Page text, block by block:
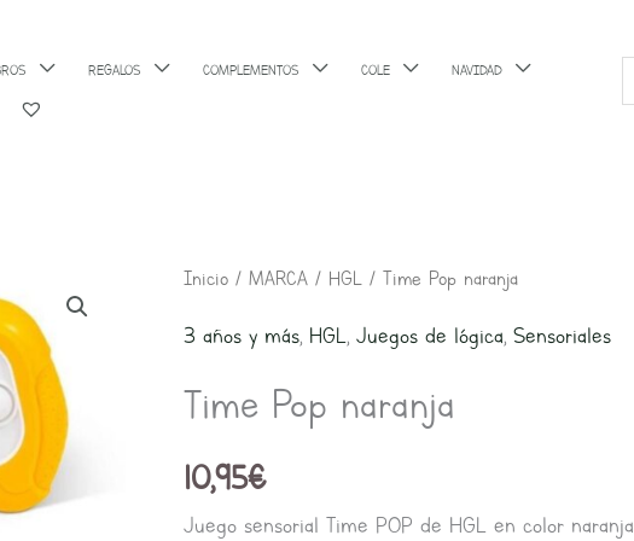
REGALOS COMPLEMENTOS COLE NAVIDAD
Inicio / MARCA / HGL / Time Pop naranja
3 años y más, HGL, Juegos de lógica, Sensoriales
Time Pop naranja
10,95€
Juego sensorial Time POP de HGL en color naranja
Time
cantidad